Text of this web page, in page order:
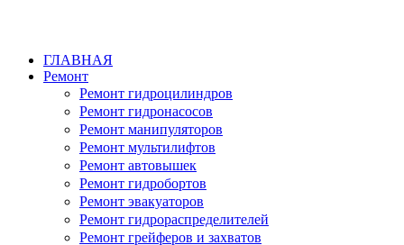
ГЛАВНАЯ
Ремонт
Ремонт гидроцилиндров
Ремонт гидронасосов
Ремонт манипуляторов
Ремонт мультилифтов
Ремонт автовышек
Ремонт гидробортов
Ремонт эвакуаторов
Ремонт гидрораспределителей
Ремонт грейферов и захватов